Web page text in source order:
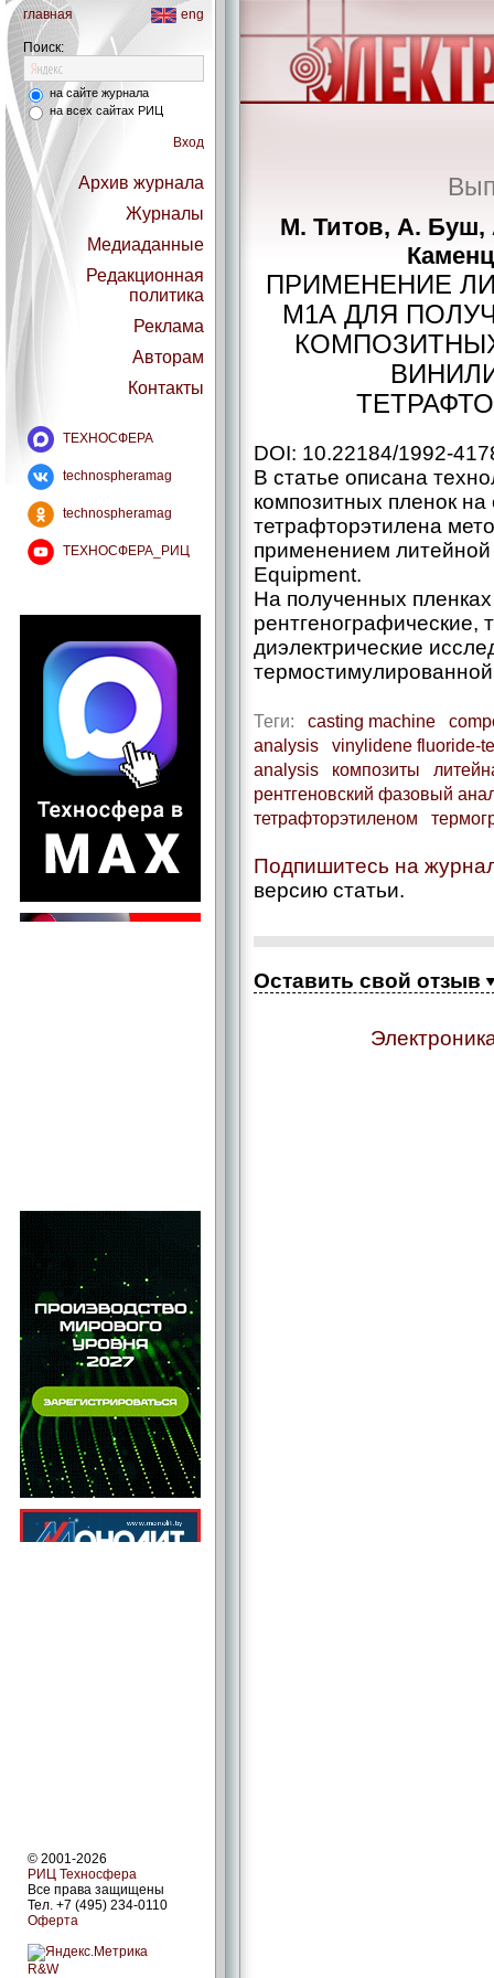
главная eng
Поиск:
на сайте журнала
на всех сайтах РИЦ
Вход
Архив журнала
Журналы
Медиаданные
Редакционная
политика
Реклама
Авторам
Контакты
ТЕХНОСФЕРА
technospheramag
technospheramag
ТЕХНОСФЕРА_РИЦ
© 2001-2026
РИЦ Техносфера
Все права защищены
Тел. +7 (495) 234-0110
Оферта
R&W
М. Титов, А.
ПРИМЕНЕНИЕ
M1А ДЛЯ
DOI: 10.22184/1992-
В статье описана
композитных пленок
тетрафторэтилена
применением
Equipment.
На полученных
рентгенографические,
диэлектрические
Теги: casting machine
analysis
vinylidene fluoride-
analysis
композиты
рентгеновский фазовый
тетрафторэтиленом
Подпишитесь на
версию статьи.
Оставить свой отзыв